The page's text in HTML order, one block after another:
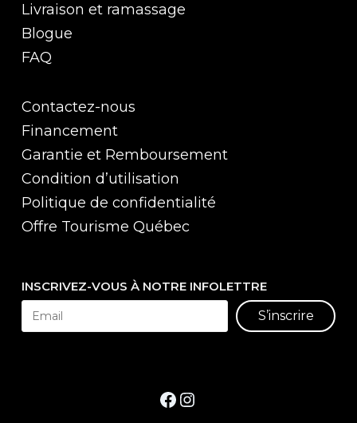
Livraison et ramassage
Blogue
FAQ
Contactez-nous
Financement
Garantie et Remboursement
Condition d’utilisation
Politique de confidentialité
Offre Tourisme Québec
INSCRIVEZ-VOUS À NOTRE INFOLETTRE
S’inscrire
Facebook
Instagram